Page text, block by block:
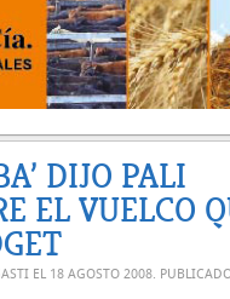
DIJO PALI
EL VUELCO
EL 18 AGOSTO 2008.